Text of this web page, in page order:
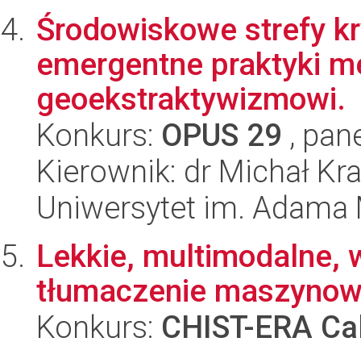
Środowiskowe strefy
emergentne praktyki
geoekstraktywizmowi.
Konkurs: OPUS 29 ,
Kierownik: dr Michał
Uniwersytet im.
Lekkie, multimodalne,
tłumaczenie
Konkurs: CHIST-ERA